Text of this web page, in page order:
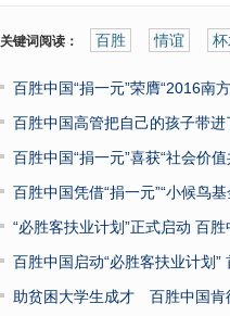
关键词阅读： 百胜 情谊
百胜中国“捐一元”荣膺“2016南
百胜中国高管把自己的孩子带进
百胜中国“捐一元”喜获“社会价
百胜中国凭借“捐一元”“小候鸟
“必胜客扶业计划”正式启动 百
百胜中国启动“必胜客扶业计划
助贫困大学生成才 百胜中国肯